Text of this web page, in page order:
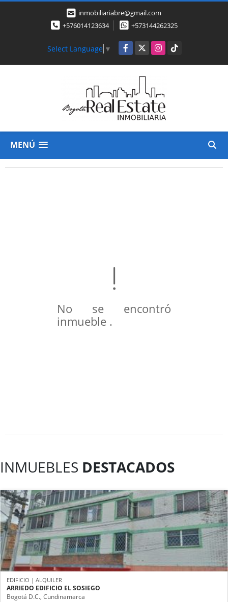
inmobiliariabre@gmail.com
+576014123634
+573144262325
Select Language ▼ Facebook
X Instagram
TikTok
MENÚ
No se encontró
inmueble .
INMUEBLES DESTACADOS
EDIFICIO | ALQUILER
ARRIEDO EDIFICIO EL SOSIEGO
Bogotá D.C., Cundinamarca